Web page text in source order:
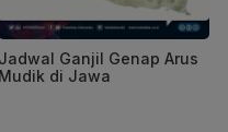
Jadwal Ganjil Genap Arus
Mudik di Jawa